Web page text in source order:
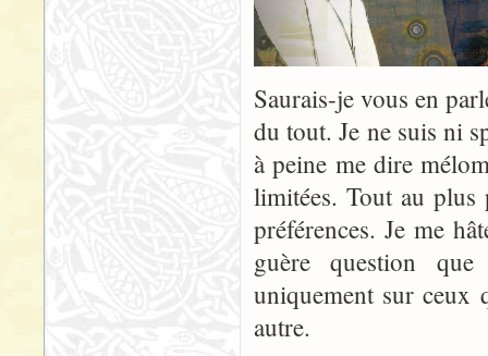
Saurais-je vous en
du tout. Je ne suis ni
à peine me dire
limitées. Tout au plus
préférences. Je me
guère question
uniquement sur ceux
autre.